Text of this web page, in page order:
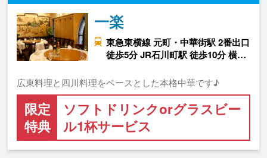
一楽
東急東横線 元町・中華街駅 2番出口
徒歩5分 JR石川町駅 徒歩10分 横…
広東料理と四川料理をベースとした本格中華です♪
限定
特典
ソフトドリンクorグラスビー
ル1杯サービス